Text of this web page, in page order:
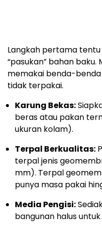
Langkah pertama
“pasukan” bahan baku.
memakai benda-
tidak terpakai.
Karung Bekas:
beras atau pakan
ukuran kolam).
Terpal Berkualitas:
terpal jenis
mm). Terpal
punya masa pakai
Media Pengisi:
bangunan halus